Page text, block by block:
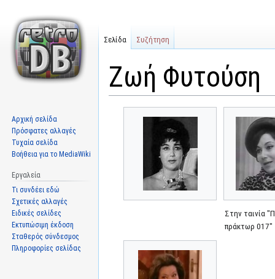
Ζωή Φυτούση
Στην ταινία
πράκτωρ 017"
Σελίδα Συζήτηση
Αρχική σελίδα
Πρόσφατες αλλαγές
Τυχαία σελίδα
Βοήθεια για το MediaWiki
Εργαλεία
Τι συνδέει εδώ
Σχετικές αλλαγές
Ειδικές σελίδες
Εκτυπώσιμη έκδοση
Σταθερός σύνδεσμος
Πληροφορίες σελίδας